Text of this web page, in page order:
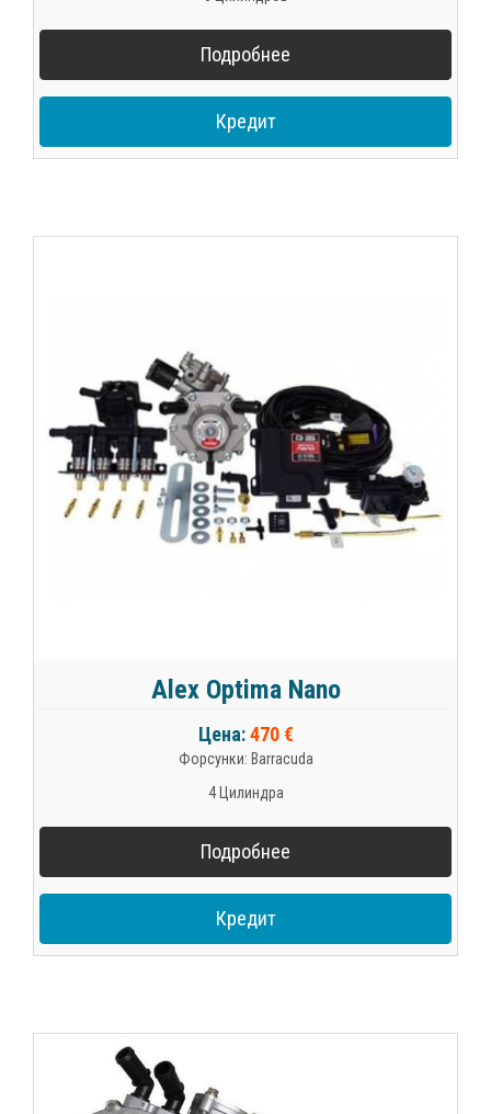
Подробнее
Кредит
Alex Optima Nano
Цена:470 €
Форсунки: Barracuda
4 Цилиндра
Подробнее
Кредит